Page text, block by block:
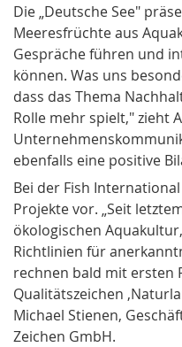
Die „Deutsche See"
Meeresfrüchte aus
Gespräche führen und
können. Was uns
dass das Thema
Rolle mehr spielt," zieht
ebenfalls eine positive
Bei der Fish
Projekte vor. „Seit
ökologischen
Richtlinien für
rechnen bald mit ersten
Qualitätszeichen
Michael Stienen,
Zeichen GmbH.